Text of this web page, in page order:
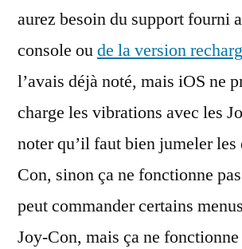
aurez besoin du support fourni
console oude la version
l’avais déjà noté, mais iOS ne
charge les vibrations avec les
noter qu’il faut bien jumeler les
Con, sinon ça ne fonctionne
peut commander certains
Joy-Con, mais ça ne fonctionne